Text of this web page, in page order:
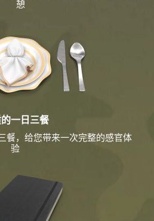
憩
一日三餐
餐，给您带来一次完整的感官体
验